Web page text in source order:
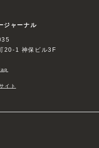
ジャーナル
20-1 神保ビル3F
イト